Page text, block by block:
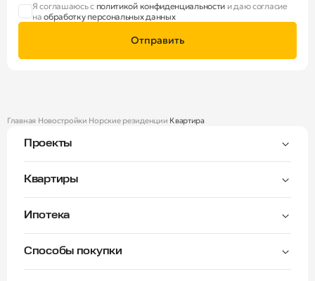
Я соглашаюсь с политикой конфиденциальности и даю согласие
наобработку персональных данных
Отправить
Главная Новостройки Норские резиденции Квартира
Проекты
Тверицы
Норские резиденции
Квартиры
Окна на две стороны
Ипотека
Способы покупки